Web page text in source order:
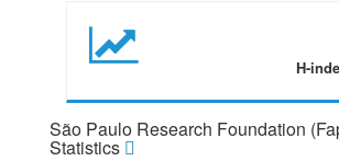
H-
São Paulo Research Foundation
Statistics